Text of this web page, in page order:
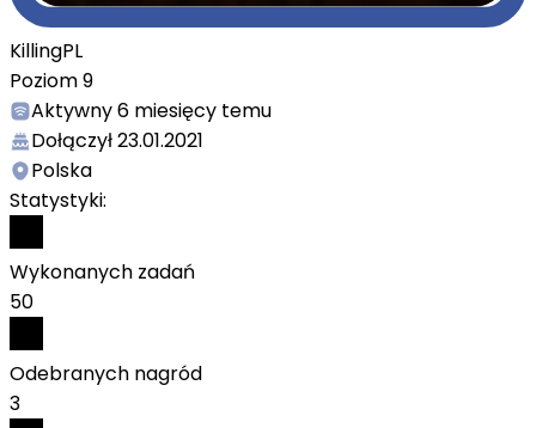
KillingPL
Poziom9
Aktywny6 miesięcy temu
Dołączył23.01.2021
Polska
Statystyki:
Wykonanych zadań
50
Odebranych nagród
3